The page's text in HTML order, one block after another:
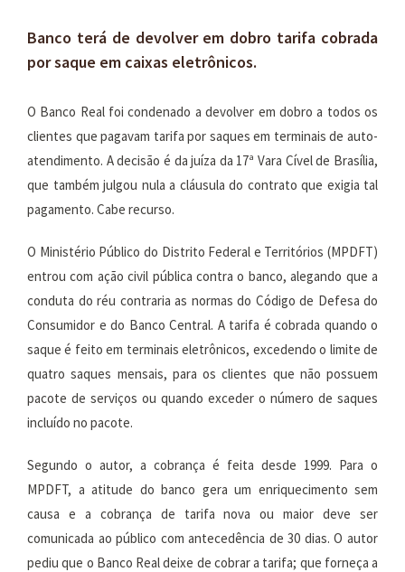
Banco terá de devolver em dobro tarifa cobrada
por saque em caixas eletrônicos.
O Banco Real foi condenado a devolver em dobro a todos os
clientes que pagavam tarifa por saques em terminais de auto-
atendimento. A decisão é da juíza da 17ª Vara Cível de Brasília,
que também julgou nula a cláusula do contrato que exigia tal
pagamento. Cabe recurso.
O Ministério Público do Distrito Federal e Territórios (MPDFT)
entrou com ação civil pública contra o banco, alegando que a
conduta do réu contraria as normas do Código de Defesa do
Consumidor e do Banco Central. A tarifa é cobrada quando o
saque é feito em terminais eletrônicos, excedendo o limite de
quatro saques mensais, para os clientes que não possuem
pacote de serviços ou quando exceder o número de saques
incluído no pacote.
Segundo o autor, a cobrança é feita desde 1999. Para o
MPDFT, a atitude do banco gera um enriquecimento sem
causa e a cobrança de tarifa nova ou maior deve ser
comunicada ao público com antecedência de 30 dias. O autor
pediu que o Banco Real deixe de cobrar a tarifa; que forneça a